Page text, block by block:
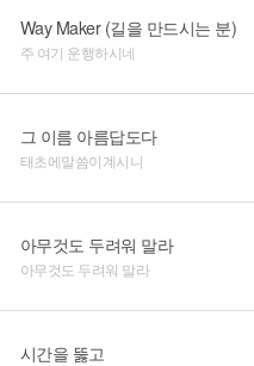
Way Maker (길을 만드시는 분)
주 여기 운행하시네
그 이름 아름답도다
태초에말씀이계시니
아무것도 두려워 말라
아무것도 두려워 말라
시간을 뚫고